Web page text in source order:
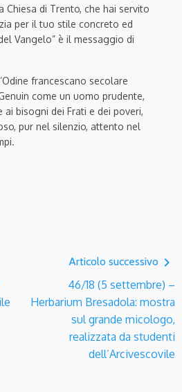
Chiesa di Trento, che hai servito
per il tuo stile concreto ed
Vangelo” è il messaggio di
francescano secolare
come un uomo prudente,
bisogni dei Frati e dei poveri,
pur nel silenzio, attento nel
Articolo successivo navigate_next
46/18 (5 settembre) –
Herbarium Bresadola: mostra
sul grande micologo,
realizzata da studenti
dell’Arcivescovile